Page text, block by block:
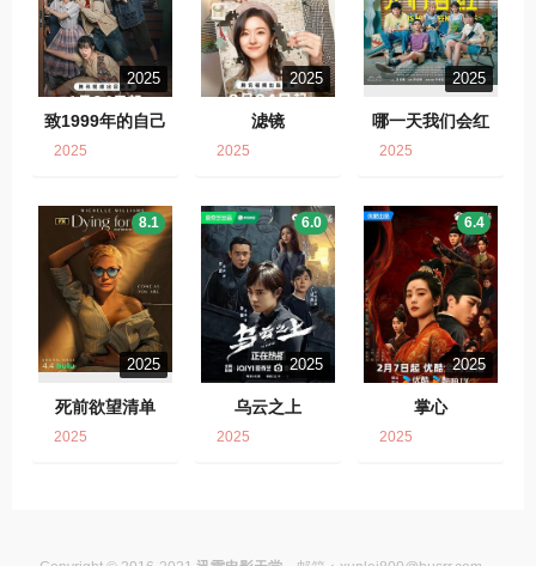
2025
致1999年的自己
2025
2025
滤镜
2025
2025
哪一天我们会红
2025
2025
死前欲望清单
8.1
2025
2025
乌云之上
6.0
2025
2025
掌心
6.4
2025